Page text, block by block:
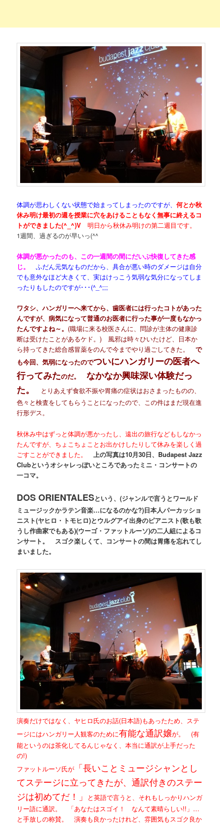
体調が思わしくない状態で始まってしまったのですが、何とか秋
休み明け最初の週を授業に穴をあけることもなく無事に終えるコ
トができました(^_^)V 明日から秋休み明けの第二週目です。
1週間、過ぎるのが早いっ(^^ゞ
体調が悪かったのも、この一週間の間にだいぶ快復してきた感
じ。
ふだん元気なものだから、具合が悪い時のダメージは自分
でも意外なほど大きくて、実はけっこう気弱な気分になってしま
ったりもしたのですが･･･(^_^;;;
ワタシ、ハンガリーへ来てから、歯医者には行ったコトがあった
んですが、病気になって普通のお医者に行った事が一度もなかっ
たんですよね～。 (職場に来る校医さんに、問診が主体の健康診
断は受けたことがあるケド。) 風邪は時々ひいたけど、日本か
ら持ってきた総合感冒薬をのんで今までやり過ごしてきた。で
も今回、気弱になったのでついにハンガリーの医者へ
行ってみたのだ。なかなか興味深い体験だっ
た。
とりあえず食欲不振や胃痛の症状はおさまったものの、
色々と検査をしてもらうことになったので、この件はまだ現在進
行形デス。
秋休み中はずっと体調が悪かったし、遠出の旅行などもしなかっ
たんですが、ちょこちょことお出かけしたりして休みを楽しく過
ごすことができました。
上の写真は10月30日、Budapest Jazz
Clubというオシャレっぽいところであったミニ・コンサートの
一コマ。
DOS ORIENTALESという、(ジャンルで言うとワールド
ミュージックかラテン音楽…になるのかな?)日本人パーカッショ
ニスト(ヤヒロ・トモヒロ)とウルグアイ出身のピアニスト(歌も歌
うし作曲家でもある)(ウーゴ・ファットルーソ)の二人組によるコ
ンサート。 スゴク楽しくて、コンサートの間は胃痛を忘れてし
まいました。
演奏だけではなく、ヤヒロ氏のお話(日本語)もあったため、ステ
ージにはハンガリー人観客のために有能な通訳嬢が。 (有
能というのは茶化してるんじゃなく、本当に通訳が上手だった
の!)
ファットルーソ氏が 「長いことミュージシャンとし
てステージに立ってきたが、通訳付きのステー
ジは初めてだ！」
と英語で言うと、それもしっかりハンガ
リー語に通訳。 「あなたはスゴイ！ なんて素晴らしい!!」…
と手放しの称賛。 演奏も良かったけれど、雰囲気もスゴク良か